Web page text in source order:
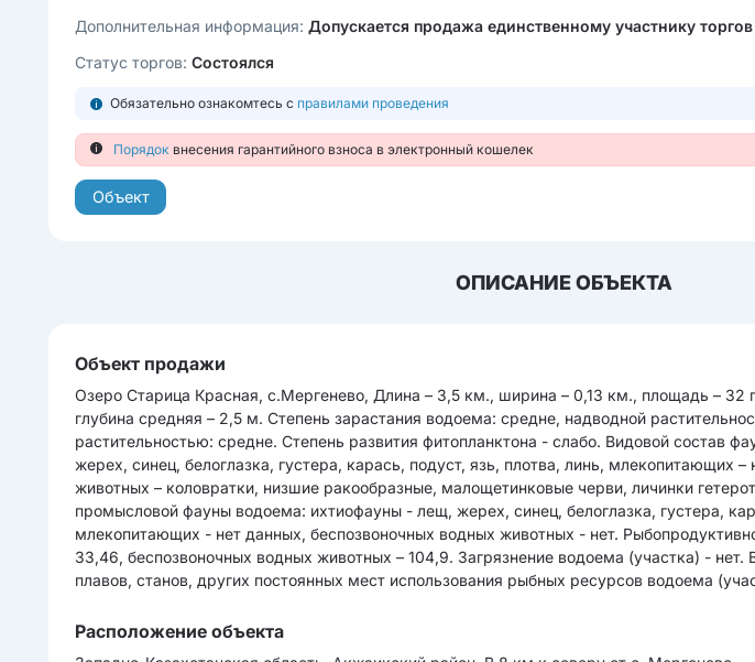
Дополнительная информация:Допускается продажа единственному участнику торгов
Статус торгов:Состоялся
Обязательно ознакомтесь с правилами проведения
Порядок внесения гарантийного взноса в электронный кошелек
Объект
ОПИСАНИЕ ОБЪЕКТА
Объект продажи
Озеро Старица Красная, с.Мергенево, Длина – 3,5 км., ширина – 0,13 км., площадь – 32
глубина средняя – 2,5 м. Степень зарастания водоема: средне, надводной
растительностью: средне. Степень развития фитопланктона - слабо. Видовой состав
жерех, синец, белоглазка, густера, карась, подуст, язь, плотва, линь, млекопитающих
животных – коловратки, низшие ракообразные, малощетинковые черви, личинки
промысловой фауны водоема: ихтиофауны - лещ, жерех, синец, белоглазка, густера,
млекопитающих - нет данных, беспозвоночных водных животных - нет.
33,46, беспозвоночных водных животных – 104,9. Загрязнение водоема (участка) - нет.
плавов, станов, других постоянных мест использования рыбных ресурсов водоема
Расположение объекта